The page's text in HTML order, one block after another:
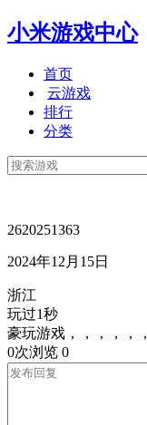
小米游戏中心
首页
云游戏
排行
分类
2620251363
2024年12月15日
浙江
玩过1秒
豪玩游戏，，，，，，
0次浏览 0